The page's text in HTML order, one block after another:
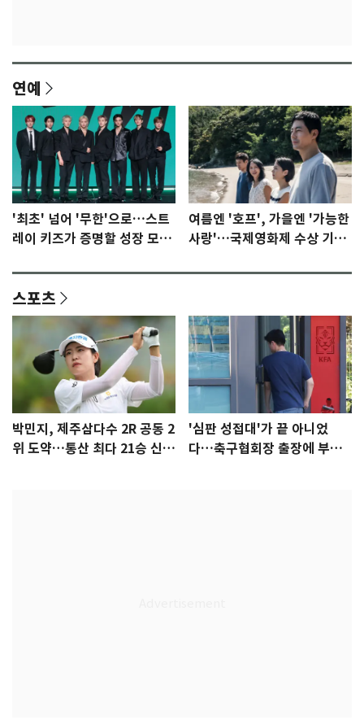
연예
'최초' 넘어 '무한'으로…스트
레이 키즈가 증명할 성장 모멘
여름엔 '호프', 가을엔 '가능한
사랑'…국제영화제 수상 기대
스포츠
박민지, 제주삼다수 2R 공동 2
위 도약…통산 최다 21승 신기
'심판 성접대'가 끝 아니었
다…축구협회장 출장에 부인